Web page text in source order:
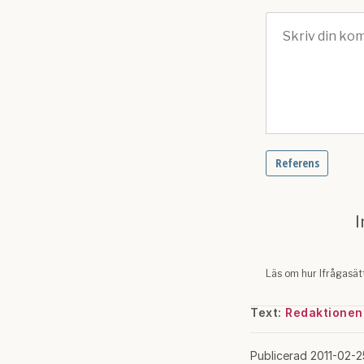
Text: Redaktionen
Publicerad 2011-02-